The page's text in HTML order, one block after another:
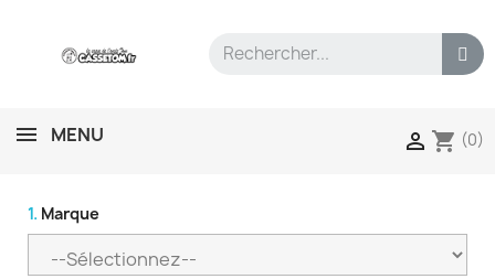
MENU  shopping_cart (0)
1. Marque